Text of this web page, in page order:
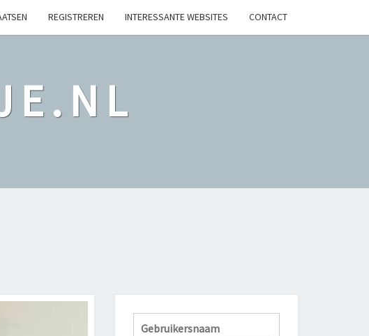
REGISTREREN INTERESSANTE WEBSITES CONTACT
Gebruikersnaam